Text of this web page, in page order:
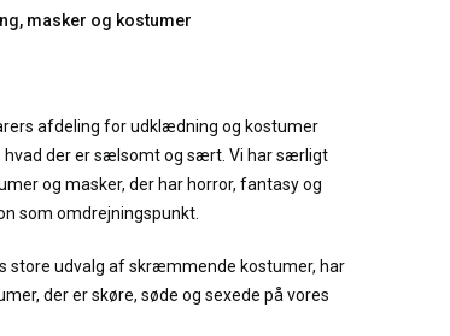
masker og kostumer
afdeling for udklædning og kostumer
hvad der er sælsomt og sært. Vi har særligt
og masker, der har horror, fantasy og
som omdrejningspunkt.
store udvalg af skræmmende kostumer, har
der er skøre, søde og sexede på vores